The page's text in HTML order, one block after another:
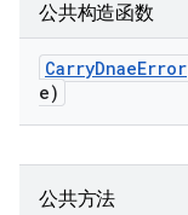
公共构造函数
CarryDnaeError
e)
公共方法